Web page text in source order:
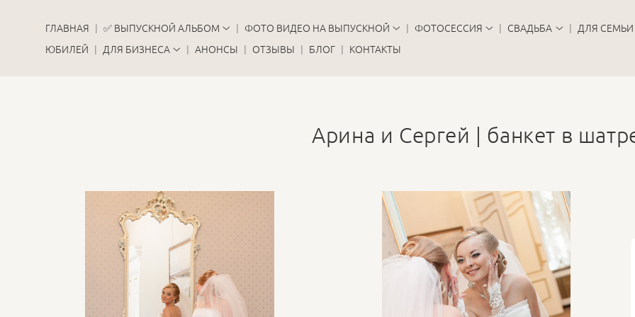
ГЛАВНАЯ ✅ ВЫПУСКНОЙ АЛЬБОМ ФОТО ВИДЕО НА ВЫПУСКНОЙ ФОТОСЕССИЯ СВАДЬБА
ДЛЯ СЕМЬИ
ЮБИЛЕЙ
ДЛЯ БИЗНЕСА АНОНСЫ ОТЗЫВЫ БЛОГ КОНТАКТЫ
Арина и Сергей | банкет в